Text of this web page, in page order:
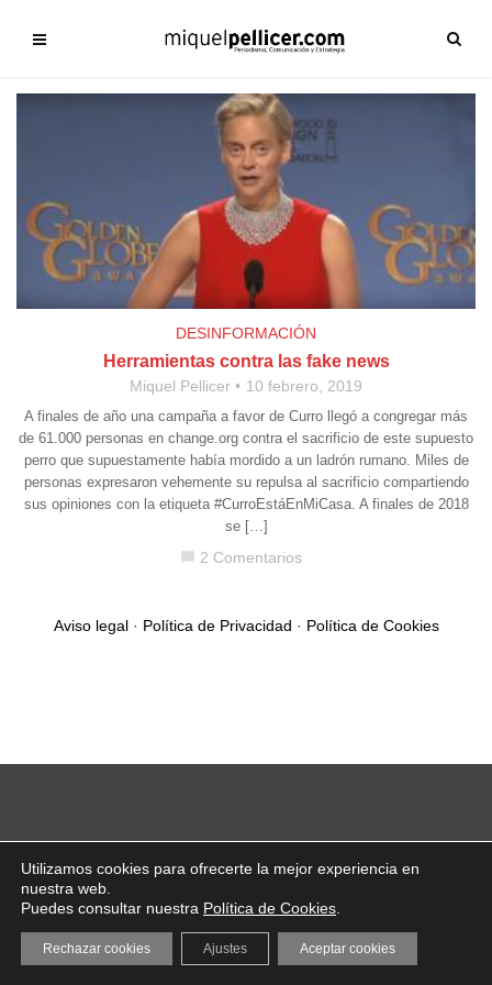
DESINFORMACIÓN
Herramientas contra las fake news
Miquel Pellicer 10 febrero, 2019
A finales de año una campaña a favor de Curro llegó a congregar más
de 61.000 personas en change.org contra el sacrificio de este supuesto
perro que supuestamente había mordido a un ladrón rumano. Miles de
personas expresaron vehemente su repulsa al sacrificio compartiendo
sus opiniones con la etiqueta #CurroEstáEnMiCasa. A finales de 2018
se […]
chat_bubble 2 Comentarios
Aviso legal· Política de Privacidad · Política de Cookies
Utilizamos cookies para ofrecerte la mejor experiencia en
nuestra web.
Puedes consultar nuestra Política de Cookies
Aceptar cookies
Rechazar cookies Ajustes